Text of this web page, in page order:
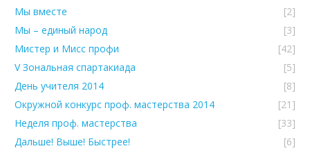
Мы вместе
[2]
Мы – единый народ
[3]
Мистер и Мисс профи
[42]
V Зональная спартакиада
[5]
День учителя 2014
[8]
Окружной конкурс проф. мастерства 2014
[21]
Неделя проф. мастерства
[33]
Дальше! Выше! Быстрее!
[6]